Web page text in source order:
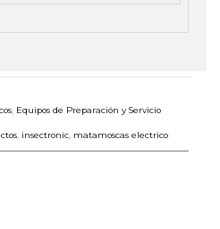
Equipos de Preparación y Servicio
insectronic matamoscas electrico